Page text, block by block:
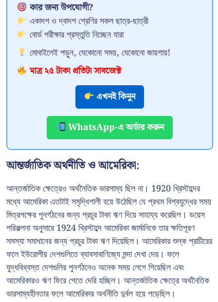
কার জন্য উপযোগী?
একাদশ ও দ্বাদশ শ্রেণির সকল ছাত্র-ছাত্রী
বোর্ড পরীক্ষার প্রস্তুতি নিচ্ছেন যারা
মোবাইলেই পড়ুন, যেকোনো সময়, যেকোনো জায়গায়!
মাত্র ২৫ টাকা প্রতিটা সাবজেক্ট
এখনই কিনুন
WhatsApp-এ অর্ডার করুন
আন্তর্জাতিক অর্থনীতি ও আমেরিকা:
আন্তর্জাতিক ক্ষেত্রেও অর্থনৈতিক ভারসাম্য ছিল না। 1920 খ্রিস্টাব্দের
মধ্যে আমেরিকা এতটাই সমৃদ্ধিশালী হয়ে উঠেছিল যে প্রথম বিশ্বযুদ্ধের সময়
মিত্রপক্ষের পুনর্গঠনের জন্য প্রচুর টাকা ঋণ দিয়ে সাহায্য করেছিল। ডয়েস
পরিকল্পনা অনুসারে 1924 খ্রিস্টাব্দে আমেরিকা জার্মানিকে তার ক্ষতিপূরণ
সমস্যা সমাধানের জন্য প্রচুর টাকা ঋণ দিয়েছিল। আমেরিকার শুল্ক প্রাচীরের
ফলে ইউরোপীয় দেশগুলিতে ব্যাবসাবাণিজ্যে মন্দা দেখা দেয়। ফলে
যুদ্ধবিধ্বস্ত দেশগুলির পুনর্গঠনেও অনেক সময় লেগে গিয়েছিল এবং
আমেরিকারও ঋণ ফিরে পেতে দেরি হচ্ছিল। আন্তর্জাতিক ক্ষেত্রে অর্থনৈতিক
ভারসাম্যহীনতার ফলে আমেরিকার অর্থনীতি দুর্বল হয়ে পড়েছিল।